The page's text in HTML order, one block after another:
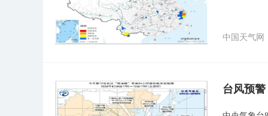
中国天气网
台风预